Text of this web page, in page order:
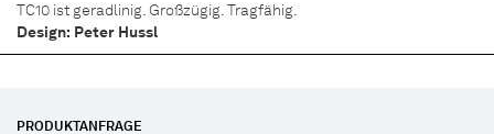
TC10 ist geradlinig. Großzügig. Tragfähig.
Design: Peter Hussl
PRODUKTANFRAGE